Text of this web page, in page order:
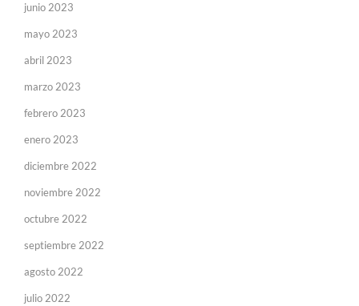
junio 2023
mayo 2023
abril 2023
marzo 2023
febrero 2023
enero 2023
diciembre 2022
noviembre 2022
octubre 2022
septiembre 2022
agosto 2022
julio 2022